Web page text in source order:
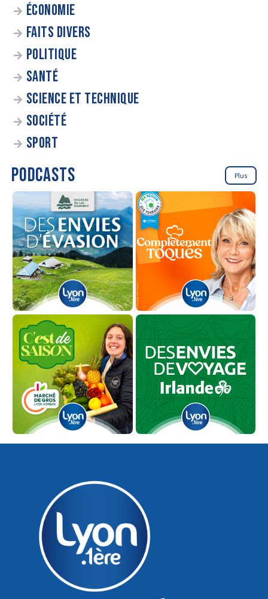
ÉCONOMIE
FAITS DIVERS
POLITIQUE
SANTÉ
SCIENCE ET TECHNIQUE
SOCIÉTÉ
SPORT
PODCASTS Plus